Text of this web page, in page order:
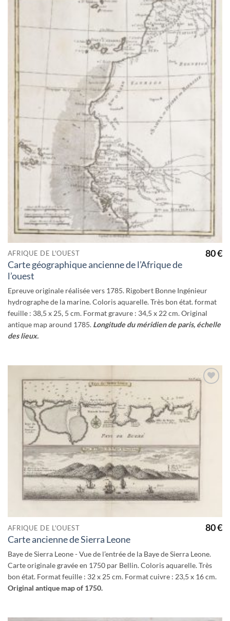
AFRIQUE DE L'OUEST
Carte géographique ancienne de l’Afrique de
l’ouest
80€
Epreuve originale réalisée vers 1785. Rigobert Bonne Ingénieur
hydrographe de la marine. Coloris aquarelle. Très bon état. format
feuille : 38,5 x 25, 5 cm. Format gravure : 34,5 x 22 cm. Original
antique map around 1785. Longitude du méridien de paris, échelle
des lieux.
AFRIQUE DE L'OUEST
Carte ancienne de Sierra Leone
80€
Baye de Sierra Leone - Vue de l’entrée de la Baye de Sierra Leone.
Carte originale gravée en 1750 par Bellin. Coloris aquarelle. Très
bon état. Format feuille : 32 x 25 cm. Format cuivre : 23,5 x 16 cm.
Original antique map of 1750.